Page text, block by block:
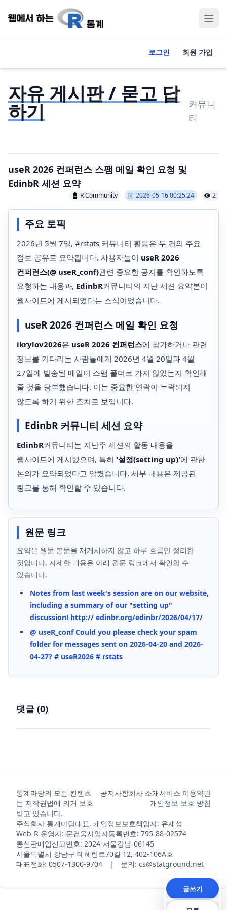
로그인 회원 가입
자유 게시판 / 묻고 답
하기
커뮤니
티
useR 2026 컨퍼런스 스팸 메일 확인 요청 및
EdinbR 세션 요약
R Community 2026-05-16 00:25:24 2
주요 토픽
2026년 5월 7일, #rstats 커뮤니티 활동은 두 건의 주요
정보 공유로 요약됩니다. 사용자들이 useR 2026
컨퍼런스(@ useR_conf)관련 중요한 공지를 확인하도록
요청하는 내용과, EdinbR커뮤니티의 지난 세션 요약본이
웹사이트에 게시되었다는 소식이었습니다.
useR 2026 컨퍼런스 메일 확인 요청
ikrylov2026은 useR 2026 컨퍼런스에 참가하거나 관련
정보를 기다리는 사람들에게 2026년 4월 20일과 4월
27일에 발송된 메일이 스팸 폴더로 가지 않았는지 확인해
줄 것을 당부했습니다. 이는 중요한 연락이 누락되지
않도록 하기 위한 조치로 보입니다.
EdinbR 커뮤니티 세션 요약
EdinbR커뮤니티는 지난주 세션의 활동 내용을
웹사이트에 게시했으며, 특히 '설정(setting up)'에 관한
논의가 요약되었다고 알렸습니다. 세부 내용은 제공된
링크를 통해 확인할 수 있습니다.
원문 링크
요약은 원문 본문을 재게시하지 않고 하루 흐름만 정리한
것입니다. 자세한 내용은 아래 원문 링크에서 확인할 수
있습니다.
Notes from last week's session are on our website,
including a summary of our "setting up"
discussion! http:// edinbr.org/edinbr/2026/04/17/
@ useR_conf Could you please check your spam
folder for messages sent on 2026-04-20 and 2026-
04-27? # useR2026 # rstats
댓글 (0)
통계마당의 모든 컨텐츠
는 저작권법에 의거 보호
받고 있습니다.
공지사항회사 소개서비스 이용약관
개인정보 보호 방침
주식회사 통계마당대표, 개인정보보호책임자: 유재성
Web-R 운영자: 문건웅사업자등록번호: 795-88-02574
통신판매업신고번호: 2024-서울강남-06145
서울특별시 강남구 테헤란로70길 12, 402-106A호
대표전화: 0507-1300-9704 | 문의: cs@statground.net
글쓰기